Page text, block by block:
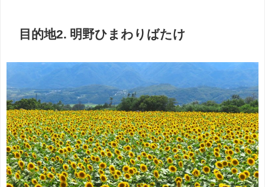
目的地2. 明野ひまわりばたけ